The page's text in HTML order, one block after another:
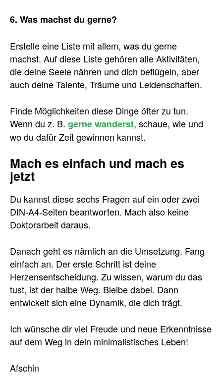
6. Was machst du gerne?
Erstelle eine Liste mit allem, was du gerne
machst. Auf diese Liste gehören alle Aktivitäten,
die deine Seele nähren und dich beflügeln, aber
auch deine Talente, Träume und Leidenschaften.
Finde Möglichkeiten diese Dinge öfter zu tun.
Wenn du z. B. gerne wanderst, schaue, wie und
wo du dafür Zeit gewinnen kannst.
Mach es einfach und mach es
jetzt
Du kannst diese sechs Fragen auf ein oder zwei
DIN-A4-Seiten beantworten. Mach also keine
Doktorarbeit daraus.
Danach geht es nämlich an die Umsetzung. Fang
einfach an. Der erste Schritt ist deine
Herzensentscheidung. Zu wissen, warum du das
tust, ist der halbe Weg. Bleibe dabei. Dann
entwickelt sich eine Dynamik, die dich trägt.
Ich wünsche dir viel Freude und neue Erkenntnisse
auf dem Weg in dein minimalistisches Leben!
Afschin